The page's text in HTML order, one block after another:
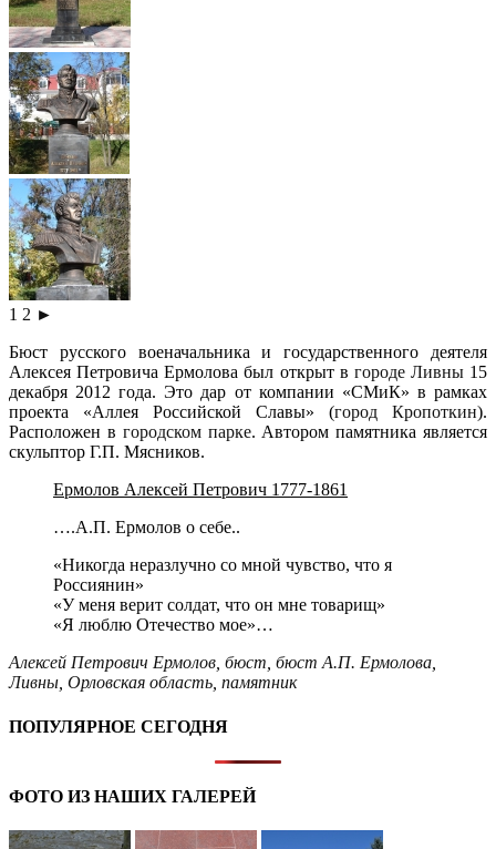
1 2 ►
Бюст русского военачальника и государственного деятеля
Алексея Петровича Ермолова был открыт в городе Ливны15
декабря 2012 года. Это дар от компании «СМиК» в рамках
проекта «Аллея Российской Славы» (город Кропоткин).
Расположен в городском парке. Автором памятника является
скульптор Г.П. Мясников.
Ермолов Алексей Петрович 1777-1861
….А.П. Ермолов о себе..
«Никогда неразлучно со мной чувство, что я
Россиянин»
«У меня верит солдат, что он мне товарищ»
«Я люблю Отечество мое»…
Алексей Петрович Ермолов бюст бюст А.П. Ермолова
Ливны Орловская область памятник
ПОПУЛЯРНОЕ СЕГОДНЯ
ФОТО ИЗ НАШИХ ГАЛЕРЕЙ